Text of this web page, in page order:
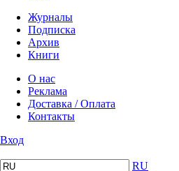
Журналы
Подписка
Архив
Книги
О нас
Реклама
Доставка / Оплата
Контакты
Вход
RU